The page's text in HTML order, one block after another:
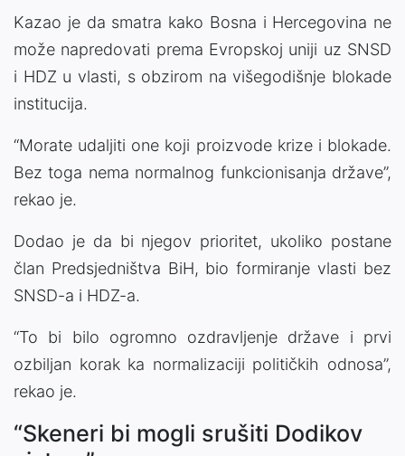
Kazao je da smatra kako Bosna i Hercegovina ne
može napredovati prema Evropskoj uniji uz SNSD
i HDZ u vlasti, s obzirom na višegodišnje blokade
institucija.
“Morate udaljiti one koji proizvode krize i blokade.
Bez toga nema normalnog funkcionisanja države”,
rekao je.
Dodao je da bi njegov prioritet, ukoliko postane
član Predsjedništva BiH, bio formiranje vlasti bez
SNSD-a i HDZ-a.
“To bi bilo ogromno ozdravljenje države i prvi
ozbiljan korak ka normalizaciji političkih odnosa”,
rekao je.
“Skeneri bi mogli srušiti Dodikov